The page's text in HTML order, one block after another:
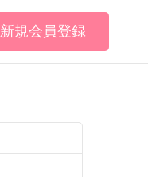
新規会員登録